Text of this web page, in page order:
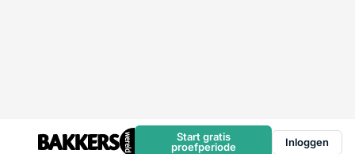
Start gratis
proefperiode
Inloggen